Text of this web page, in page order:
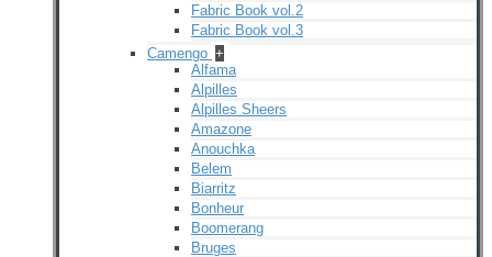
Fabric Book vol.2
Fabric Book vol.3
Camengo +
Alfama
Alpilles
Alpilles Sheers
Amazone
Anouchka
Belem
Biarritz
Bonheur
Boomerang
Bruges